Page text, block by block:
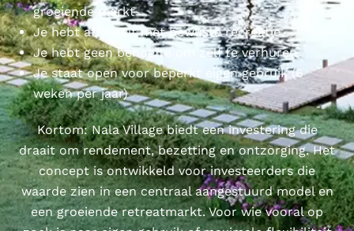
groeiende markt
Je hebt affiniteit met bewuste recreatie
Je hebt geen behoefte om zelf te verhuren
Je staat open voor beperkt eigen gebruik (6
weken per jaar)
Kortom: Nala Village biedt een investering die
draait om rendement, bezetting en ontzorging. Het
concept is ontwikkeld voor investeerders die
waarde zien in een centraal aangestuurd model en
een groeiende retreatmarkt. Voor wie vooral op